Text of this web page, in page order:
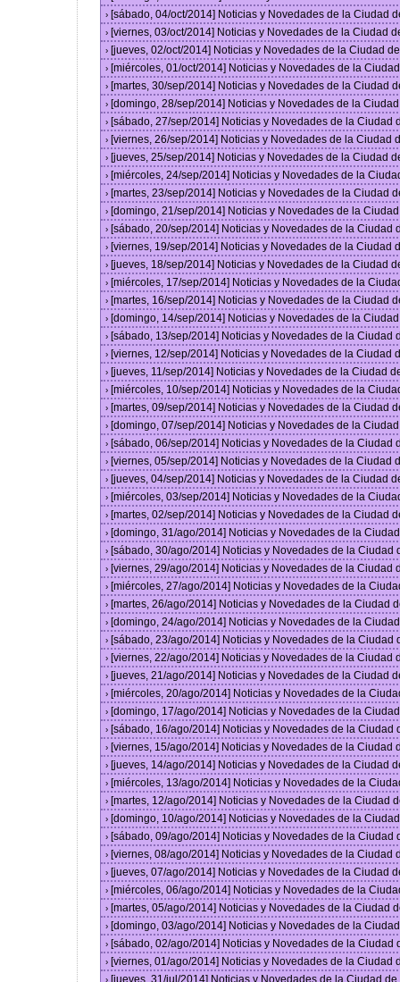
› [sábado, 04/oct/2014] Noticias y Novedades de la Ciudad
› [viernes, 03/oct/2014] Noticias y Novedades de la Ciudad
› [jueves, 02/oct/2014] Noticias y Novedades de la Ciudad
› [miércoles, 01/oct/2014] Noticias y Novedades de la
› [martes, 30/sep/2014] Noticias y Novedades de la Ciudad
› [domingo, 28/sep/2014] Noticias y Novedades de la
› [sábado, 27/sep/2014] Noticias y Novedades de la Ciudad
› [viernes, 26/sep/2014] Noticias y Novedades de la Ciudad
› [jueves, 25/sep/2014] Noticias y Novedades de la Ciudad
› [miércoles, 24/sep/2014] Noticias y Novedades de la
› [martes, 23/sep/2014] Noticias y Novedades de la Ciudad
› [domingo, 21/sep/2014] Noticias y Novedades de la
› [sábado, 20/sep/2014] Noticias y Novedades de la Ciudad
› [viernes, 19/sep/2014] Noticias y Novedades de la Ciudad
› [jueves, 18/sep/2014] Noticias y Novedades de la Ciudad
› [miércoles, 17/sep/2014] Noticias y Novedades de la
› [martes, 16/sep/2014] Noticias y Novedades de la Ciudad
› [domingo, 14/sep/2014] Noticias y Novedades de la
› [sábado, 13/sep/2014] Noticias y Novedades de la Ciudad
› [viernes, 12/sep/2014] Noticias y Novedades de la Ciudad
› [jueves, 11/sep/2014] Noticias y Novedades de la Ciudad
› [miércoles, 10/sep/2014] Noticias y Novedades de la
› [martes, 09/sep/2014] Noticias y Novedades de la Ciudad
› [domingo, 07/sep/2014] Noticias y Novedades de la
› [sábado, 06/sep/2014] Noticias y Novedades de la Ciudad
› [viernes, 05/sep/2014] Noticias y Novedades de la Ciudad
› [jueves, 04/sep/2014] Noticias y Novedades de la Ciudad
› [miércoles, 03/sep/2014] Noticias y Novedades de la
› [martes, 02/sep/2014] Noticias y Novedades de la Ciudad
› [domingo, 31/ago/2014] Noticias y Novedades de la
› [sábado, 30/ago/2014] Noticias y Novedades de la Ciudad
› [viernes, 29/ago/2014] Noticias y Novedades de la Ciudad
› [miércoles, 27/ago/2014] Noticias y Novedades de la
› [martes, 26/ago/2014] Noticias y Novedades de la Ciudad
› [domingo, 24/ago/2014] Noticias y Novedades de la
› [sábado, 23/ago/2014] Noticias y Novedades de la Ciudad
› [viernes, 22/ago/2014] Noticias y Novedades de la Ciudad
› [jueves, 21/ago/2014] Noticias y Novedades de la Ciudad
› [miércoles, 20/ago/2014] Noticias y Novedades de la
› [domingo, 17/ago/2014] Noticias y Novedades de la
› [sábado, 16/ago/2014] Noticias y Novedades de la Ciudad
› [viernes, 15/ago/2014] Noticias y Novedades de la Ciudad
› [jueves, 14/ago/2014] Noticias y Novedades de la Ciudad
› [miércoles, 13/ago/2014] Noticias y Novedades de la
› [martes, 12/ago/2014] Noticias y Novedades de la Ciudad
› [domingo, 10/ago/2014] Noticias y Novedades de la
› [sábado, 09/ago/2014] Noticias y Novedades de la Ciudad
› [viernes, 08/ago/2014] Noticias y Novedades de la Ciudad
› [jueves, 07/ago/2014] Noticias y Novedades de la Ciudad
› [miércoles, 06/ago/2014] Noticias y Novedades de la
› [martes, 05/ago/2014] Noticias y Novedades de la Ciudad
› [domingo, 03/ago/2014] Noticias y Novedades de la
› [sábado, 02/ago/2014] Noticias y Novedades de la Ciudad
› [viernes, 01/ago/2014] Noticias y Novedades de la Ciudad
› [jueves, 31/jul/2014] Noticias y Novedades de la Ciudad